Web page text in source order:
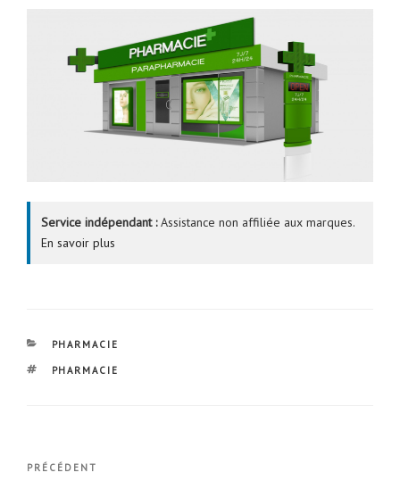
Service indépendant :Assistance non affiliée aux marques.
En savoir plus
CATÉGORIES
PHARMACIE
ÉTIQUETTES
PHARMACIE
Navigation
Article
PRÉCÉDENT